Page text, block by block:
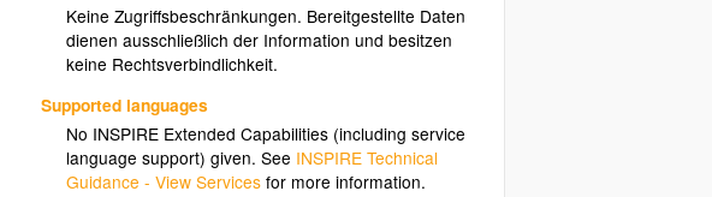
Keine Zugriffsbeschränkungen. Bereitgestellte Daten
dienen ausschließlich der Information und besitzen
keine Rechtsverbindlichkeit.
Supported languages
No INSPIRE Extended Capabilities (including service
language support) given. See INSPIRE Technical
Guidance - View Services for more information.